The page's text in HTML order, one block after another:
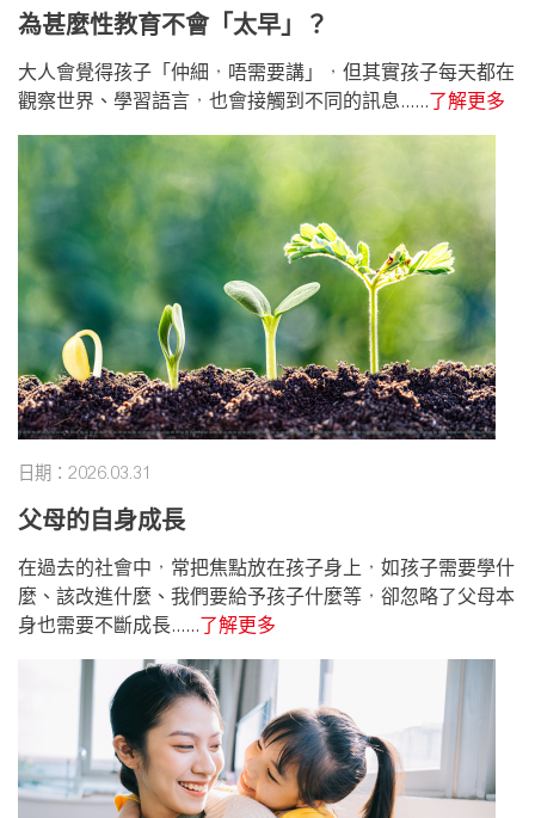
為甚麼性教育不會「太早」？
大人會覺得孩子「仲細，唔需要講」，但其實孩子每天都在
觀察世界、學習語言，也會接觸到不同的訊息......了解更多
日期：2026.03.31
父母的自身成長
在過去的社會中，常把焦點放在孩子身上，如孩子需要學什
麼、該改進什麼、我們要給予孩子什麼等，卻忽略了父母本
身也需要不斷成長......了解更多